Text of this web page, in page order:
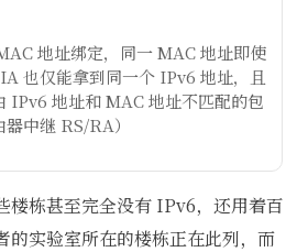
地址绑定，同一 MAC 地址即使
也仅能拿到同一个 IPv6 地址，且
IPv6 地址和 MAC 地址不匹配的包
器中继 RS/RA）
楼栋甚至完全没有 IPv6，还用着百
的实验室所在的楼栋正在此列，而